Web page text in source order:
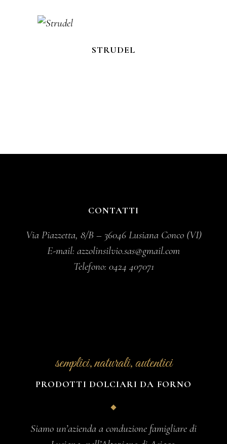
STRUDEL
CONTATTI
Via Piazzetta, 8/B – 36046 Lusiana Conco (VI)
E-mail: azzolinsilvio.sas@gmail.com
Telefono: 0424 407071
semplici, naturali, autentici
PRODOTTI DOLCIARI DA FORNO
Siamo un’azienda a conduzione famigliare di